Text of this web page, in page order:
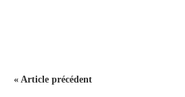
« Article précédent